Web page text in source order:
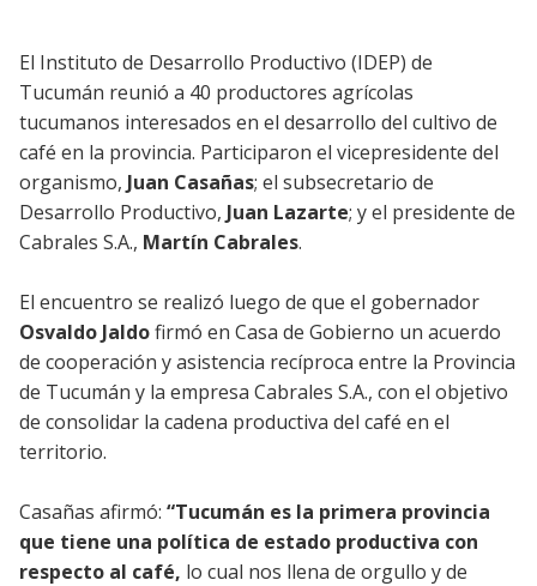
El Instituto de Desarrollo Productivo (IDEP) de
Tucumán reunió a 40 productores agrícolas
tucumanos interesados en el desarrollo del cultivo de
café en la provincia. Participaron el vicepresidente del
organismo, Juan Casañas; el subsecretario de
Desarrollo Productivo, Juan Lazarte; y el presidente de
Cabrales S.A., Martín Cabrales.
El encuentro se realizó luego de que el gobernador
Osvaldo Jaldofirmó en Casa de Gobierno un acuerdo
de cooperación y asistencia recíproca entre la Provincia
de Tucumán y la empresa Cabrales S.A., con el objetivo
de consolidar la cadena productiva del café en el
territorio.
Casañas afirmó: “Tucumán es la primera provincia
que tiene una política de estado productiva con
respecto al café, lo cual nos llena de orgullo y de